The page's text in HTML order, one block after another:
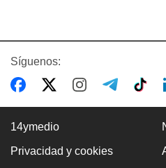
Síguenos:
14ymedio
Privacidad y cookies